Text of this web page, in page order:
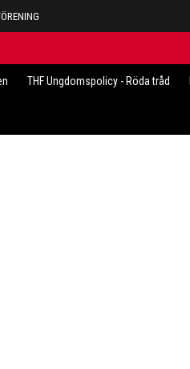
THF Ungdomspolicy - Röda tråd